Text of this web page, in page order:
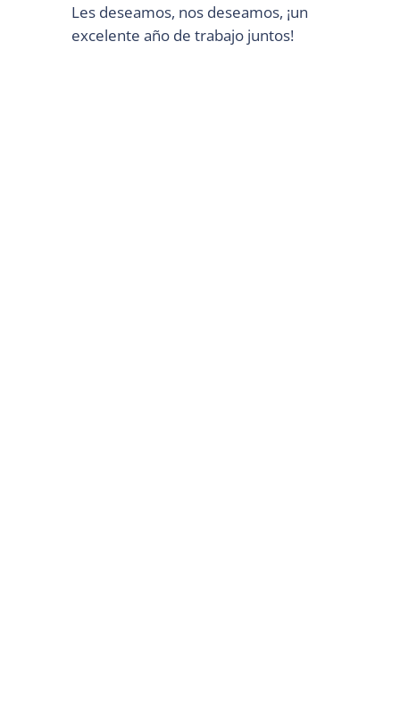
Les deseamos, nos deseamos, ¡un
excelente año de trabajo juntos!